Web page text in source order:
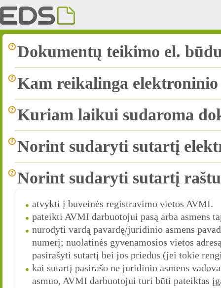
Dokumentų teikimo el.
Kam reikalinga
Kuriam laikui sudaroma
Norint sudaryti sutartį
Norint sudaryti sutartį
atvykti į buveinės registravimo vietos AVMI.
pateikti AVMI darbuotojui pasą arba asmens
nurodyti vardą pavardę/juridinio asmens
numerį; nuolatinės gyvenamosios vietos
pasirašyti sutartį bei jos priedus (jei tokie
kai sutartį pasirašo ne juridinio asmens
asmuo, AVMI darbuotojui turi būti pateiktas